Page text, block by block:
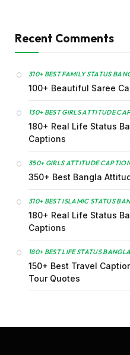
Recent Comments
310+ BEST FAMILY STATUS
100+ Beautiful Saree
130+ BEST GIRLS ATTITUDE
180+ Real Life Status
Captions
350+ GIRLS ATTITUDE CAPTION
350+ Best Bangla Attitude
310+ BEST ISLAMIC STATUS
180+ Real Life Status
Captions
180+ BEST LIFE STATUS BANGLA
150+ Best Travel Caption
Tour Quotes